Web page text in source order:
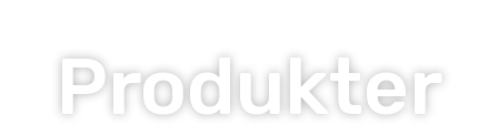
Produkter